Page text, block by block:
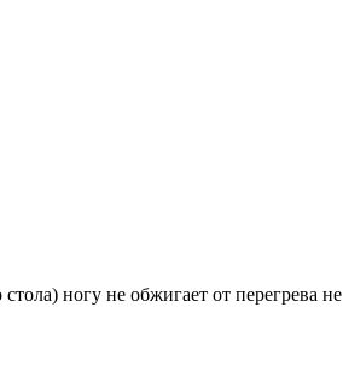
ногу не обжигает от перегрева не